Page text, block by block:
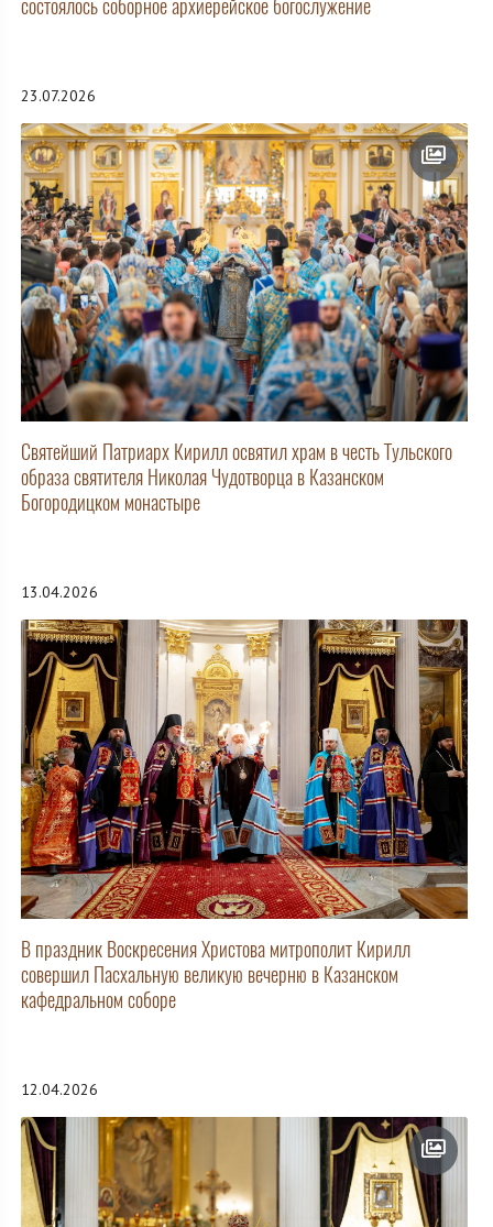
состоялось соборное архиерейское богослужение
23.07.2026
Святейший Патриарх Кирилл освятил храм в честь Тульского
образа святителя Николая Чудотворца в Казанском
Богородицком монастыре
13.04.2026
В праздник Воскресения Христова митрополит Кирилл
совершил Пасхальную великую вечерню в Казанском
кафедральном соборе
12.04.2026